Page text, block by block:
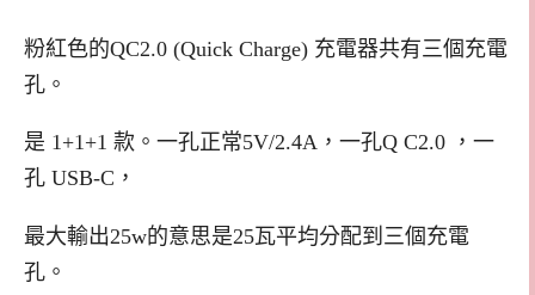
粉紅色的QC2.0 (Quick Charge) 充電器共有三個充電
孔。
是 1+1+1 款。一孔正常5V/2.4A，一孔Q C2.0 ，一
孔 USB-C，
最大輸出25w的意思是25瓦平均分配到三個充電
孔。